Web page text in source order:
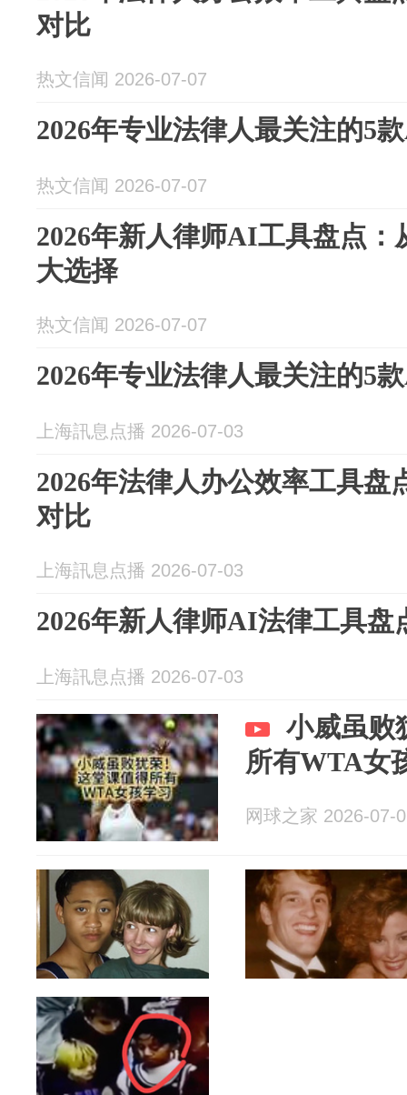
对比
热文信闻 2026-07-07
2026年专业法律人最关注的5
热文信闻 2026-07-07
2026年新人律师AI工具盘点：
大选择
热文信闻 2026-07-07
2026年专业法律人最关注的5
上海訊息点播 2026-07-03
2026年法律人办公效率工具盘
对比
上海訊息点播 2026-07-03
2026年新人律师AI法律工具盘
上海訊息点播 2026-07-03
小威虽败
所有WTA女
网球之家 2026-07-